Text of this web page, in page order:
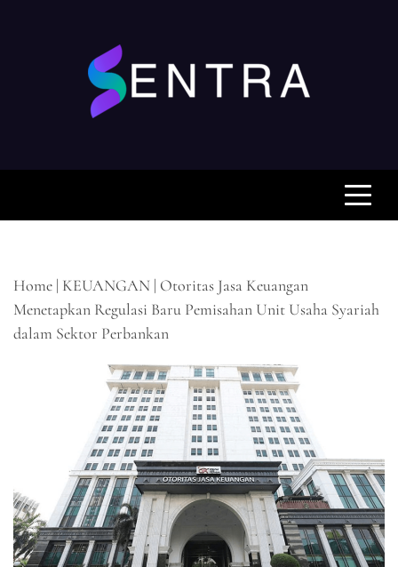
SENTRA.WEB.ID
Home | KEUANGAN | Otoritas Jasa Keuangan
Menetapkan Regulasi Baru Pemisahan Unit Usaha Syariah
dalam Sektor Perbankan